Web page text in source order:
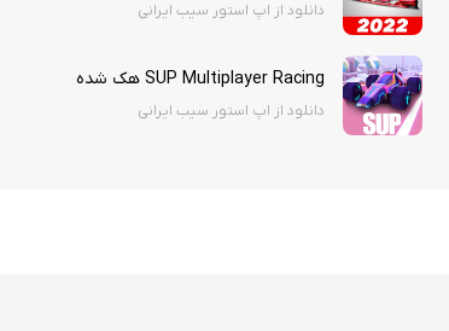
دانلود از اپ استور سیب ایرانی
SUP Multiplayer Racing هک شده
دانلود از اپ استور سیب ایرانی